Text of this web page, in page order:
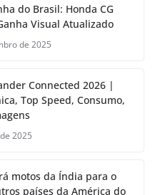
do Brasil: Honda CG
Visual Atualizado
de 2025
Connected 2026 |
Top Speed, Consumo,
2025
motos da Índia para o
países da América do